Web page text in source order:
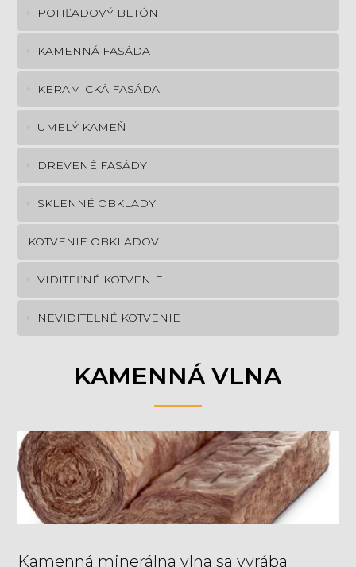
POHĽADOVÝ BETÓN
KAMENNÁ FASÁDA
KERAMICKÁ FASÁDA
UMELÝ KAMEŇ
DREVENÉ FASÁDY
SKLENNÉ OBKLADY
KOTVENIE OBKLADOV
VIDITEĽNÉ KOTVENIE
NEVIDITEĽNÉ KOTVENIE
KAMENNÁ VLNA
Kamenná minerálna vlna sa vyrába